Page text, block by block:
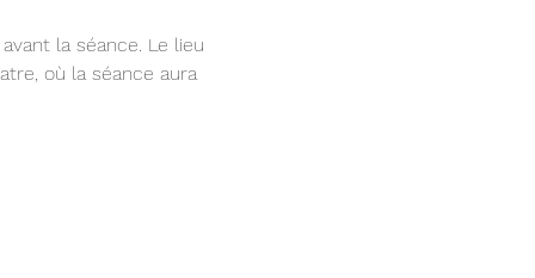
la séance. Le lieu
où la séance aura